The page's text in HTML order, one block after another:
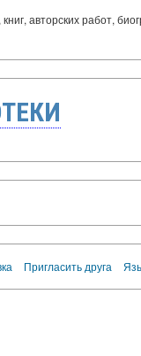
авторских работ,
Пригласить друга